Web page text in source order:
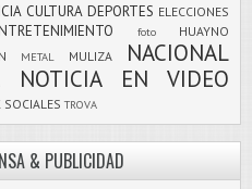
CULTURA DEPORTES ELECCIONES
foto HUAYNO
METAL MULIZA
NACIONAL
NOTICIA EN VIDEO
SOCIALES TROVA
& PUBLICIDAD